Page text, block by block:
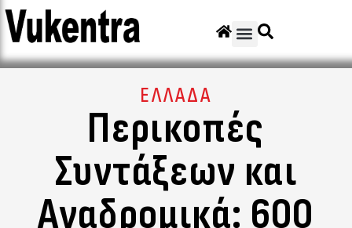
ΕΛΛΑΔΑ
Περικοπές
Συντάξεων και
Αναδρομικά: 600